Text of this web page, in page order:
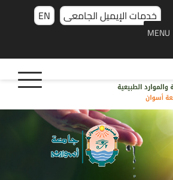
EN خدمات الإيميل الجامعى
MENU